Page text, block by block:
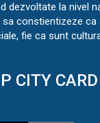
dezvoltate la nivel
constientizeze
fie ca sunt
CITY CARD